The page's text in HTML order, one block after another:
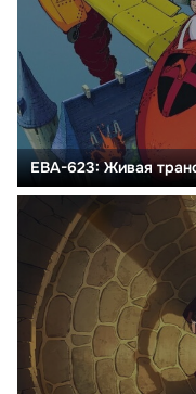
ЕВА-623: Живая